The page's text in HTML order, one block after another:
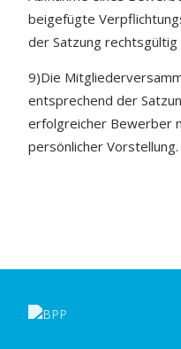
beigefügte
der Satzung
9)Die
entsprechend der
erfolgreicher Bewerber
persönlicher Vorstellung.